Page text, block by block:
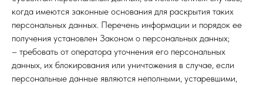
когда имеются законные основания для раскрытия таких
персональных данных. Перечень информации и порядок ее
получения установлен Законом о персональных данных;
– требовать от оператора уточнения его персональных
данных, их блокирования или уничтожения в случае, если
персональные данные являются неполными, устаревшими,